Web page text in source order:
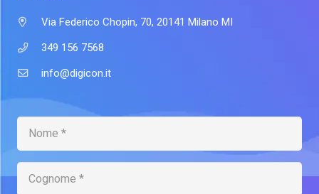
Via Federico Chopin, 70, 20141 Milano MI
349 156 7568
info@digicon.it